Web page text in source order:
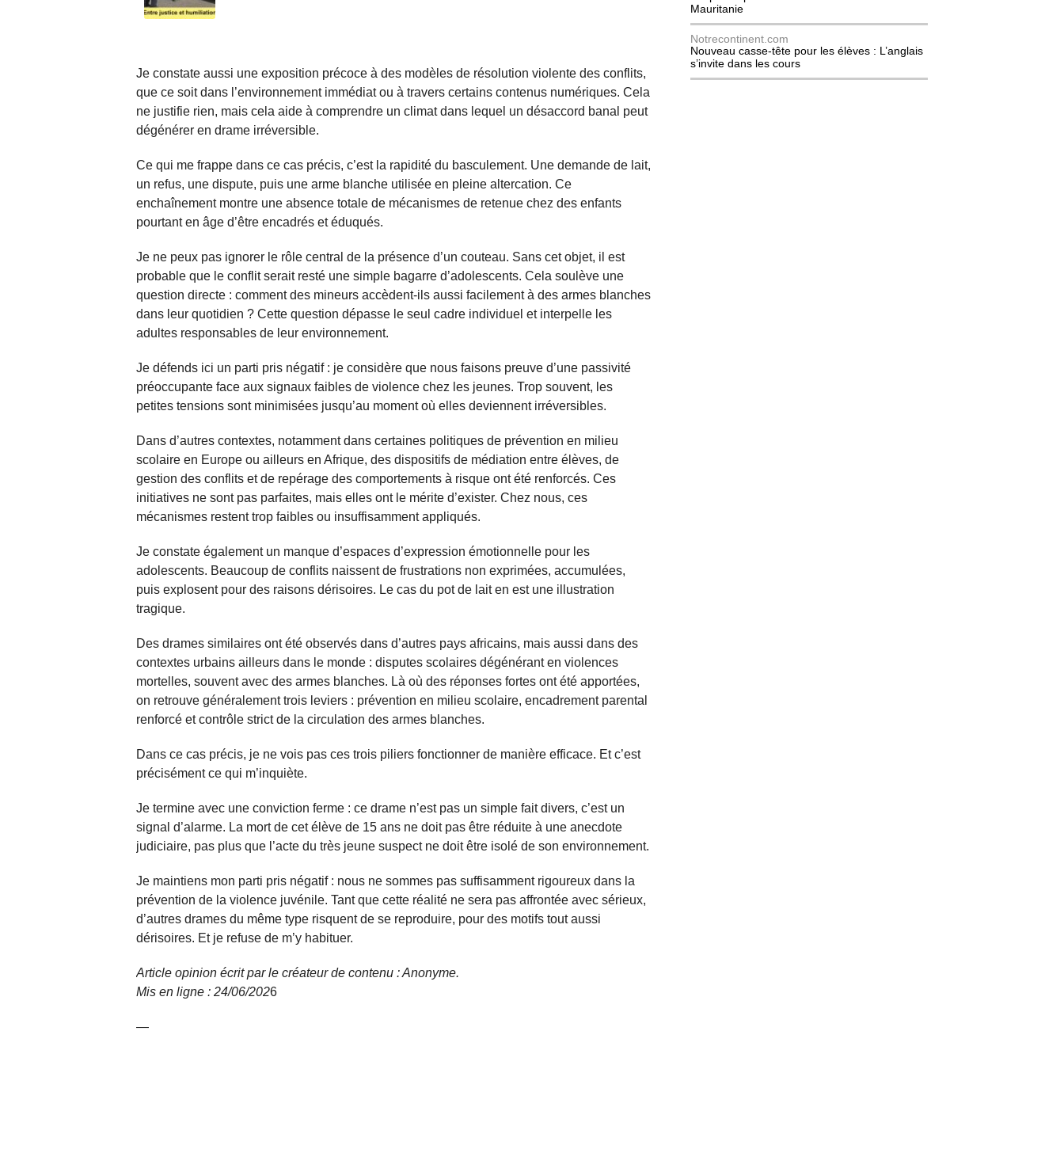
Je constate aussi une exposition précoce à des modèles de résolution violente des conflits,
que ce soit dans l’environnement immédiat ou à travers certains contenus numériques. Cela
ne justifie rien, mais cela aide à comprendre un climat dans lequel un désaccord banal peut
dégénérer en drame irréversible.
Ce qui me frappe dans ce cas précis, c’est la rapidité du basculement. Une demande de lait,
un refus, une dispute, puis une arme blanche utilisée en pleine altercation. Ce
enchaînement montre une absence totale de mécanismes de retenue chez des enfants
pourtant en âge d’être encadrés et éduqués.
Je ne peux pas ignorer le rôle central de la présence d’un couteau. Sans cet objet, il est
probable que le conflit serait resté une simple bagarre d’adolescents. Cela soulève une
question directe : comment des mineurs accèdent-ils aussi facilement à des armes blanches
dans leur quotidien ? Cette question dépasse le seul cadre individuel et interpelle les
adultes responsables de leur environnement.
Je défends ici un parti pris négatif : je considère que nous faisons preuve d’une passivité
préoccupante face aux signaux faibles de violence chez les jeunes. Trop souvent, les
petites tensions sont minimisées jusqu’au moment où elles deviennent irréversibles.
Dans d’autres contextes, notamment dans certaines politiques de prévention en milieu
scolaire en Europe ou ailleurs en Afrique, des dispositifs de médiation entre élèves, de
gestion des conflits et de repérage des comportements à risque ont été renforcés. Ces
initiatives ne sont pas parfaites, mais elles ont le mérite d’exister. Chez nous, ces
mécanismes restent trop faibles ou insuffisamment appliqués.
Je constate également un manque d’espaces d’expression émotionnelle pour les
adolescents. Beaucoup de conflits naissent de frustrations non exprimées, accumulées,
puis explosent pour des raisons dérisoires. Le cas du pot de lait en est une illustration
tragique.
Des drames similaires ont été observés dans d’autres pays africains, mais aussi dans des
contextes urbains ailleurs dans le monde : disputes scolaires dégénérant en violences
mortelles, souvent avec des armes blanches. Là où des réponses fortes ont été apportées,
on retrouve généralement trois leviers : prévention en milieu scolaire, encadrement parental
renforcé et contrôle strict de la circulation des armes blanches.
Dans ce cas précis, je ne vois pas ces trois piliers fonctionner de manière efficace. Et c’est
précisément ce qui m’inquiète.
Je termine avec une conviction ferme : ce drame n’est pas un simple fait divers, c’est un
signal d’alarme. La mort de cet élève de 15 ans ne doit pas être réduite à une anecdote
judiciaire, pas plus que l’acte du très jeune suspect ne doit être isolé de son environnement.
Je maintiens mon parti pris négatif : nous ne sommes pas suffisamment rigoureux dans la
prévention de la violence juvénile. Tant que cette réalité ne sera pas affrontée avec sérieux,
d’autres drames du même type risquent de se reproduire, pour des motifs tout aussi
dérisoires. Et je refuse de m’y habituer.
Article opinion écrit par le créateur de contenu : Anonyme.
Mis en ligne : 24/06/2026
—
Mauritanie
Notrecontinent.com
Nouveau casse-tête pour les élèves : L’anglais
s’invite dans les cours